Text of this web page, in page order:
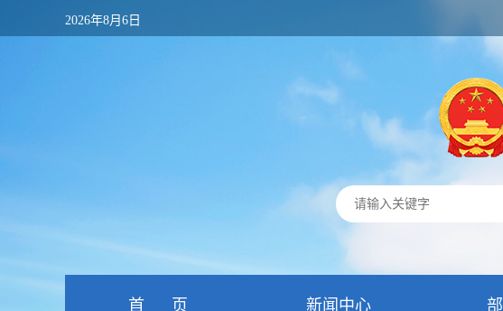
2026年8月6日
首 页 新闻中心